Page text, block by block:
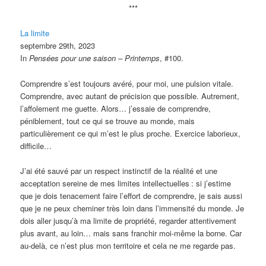
***
La limite
septembre 29th, 2023
InPensées pour une saison – Printemps, #100.
Comprendre s’est toujours avéré, pour moi, une pulsion vitale.
Comprendre, avec autant de précision que possible. Autrement,
l’affolement me guette. Alors… j’essaie de comprendre,
péniblement, tout ce qui se trouve au monde, mais
particulièrement ce qui m’est le plus proche. Exercice laborieux,
difficile…
J’ai été sauvé par un respect instinctif de la réalité et une
acceptation sereine de mes limites intellectuelles : si j’estime
que je dois tenacement faire l’effort de comprendre, je sais aussi
que je ne peux cheminer très loin dans l’immensité du monde. Je
dois aller jusqu’à ma limite de propriété, regarder attentivement
plus avant, au loin… mais sans franchir moi-même la borne. Car
au-delà, ce n’est plus mon territoire et cela ne me regarde pas.